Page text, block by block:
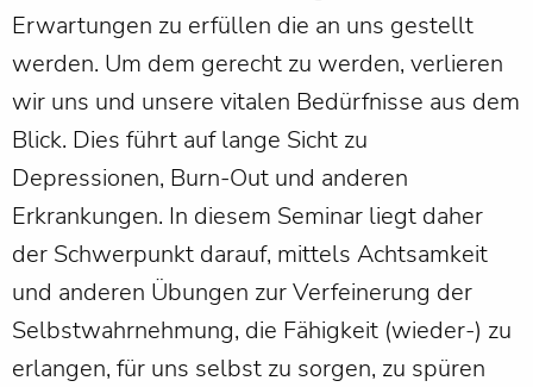
Erwartungen zu erfüllen die an uns gestellt
werden. Um dem gerecht zu werden, verlieren
wir uns und unsere vitalen Bedürfnisse aus dem
Blick. Dies führt auf lange Sicht zu
Depressionen, Burn-Out und anderen
Erkrankungen. In diesem Seminar liegt daher
der Schwerpunkt darauf, mittels Achtsamkeit
und anderen Übungen zur Verfeinerung der
Selbstwahrnehmung, die Fähigkeit (wieder-) zu
erlangen, für uns selbst zu sorgen, zu spüren